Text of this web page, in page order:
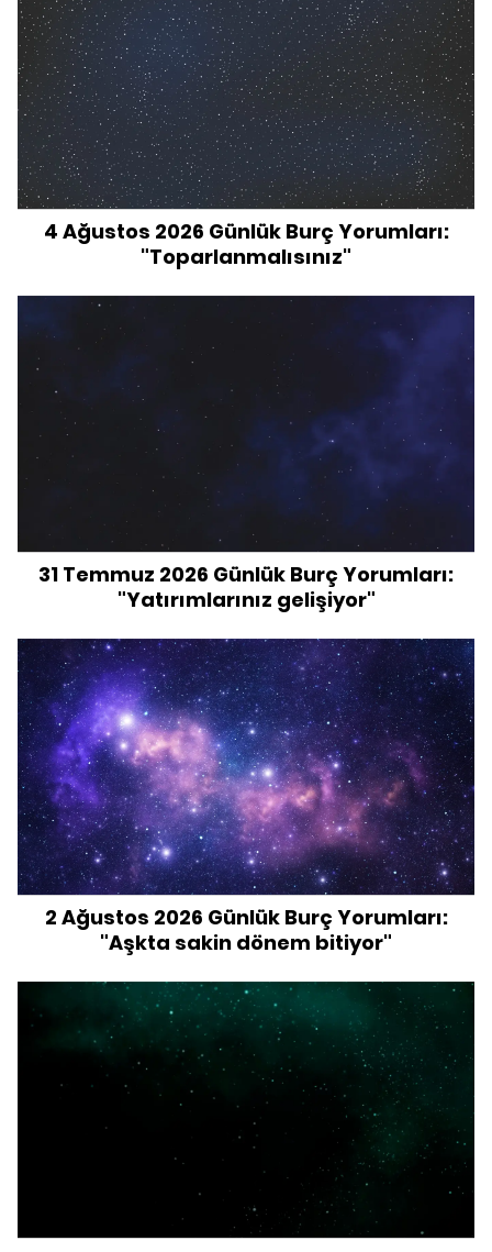
4 Ağustos 2026 Günlük Burç Yorumları:
"Toparlanmalısınız"
31 Temmuz 2026 Günlük Burç Yorumları:
"Yatırımlarınız gelişiyor"
2 Ağustos 2026 Günlük Burç Yorumları:
"Aşkta sakin dönem bitiyor"